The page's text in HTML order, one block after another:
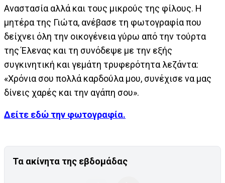
Αναστασία αλλά και τους μικρούς της φίλους. Η
μητέρα της Γιώτα, ανέβασε τη φωτογραφία που
δείχνει όλη την οικογένεια γύρω από την τούρτα
της Έλενας και τη συνόδεψε με την εξής
συγκινητική και γεμάτη τρυφερότητα λεζάντα:
«Χρόνια σου πολλά καρδούλα μου, συνέχισε να μας
δίνεις χαρές και την αγάπη σου».
Δείτε εδώ την φωτογραφία.
Τα ακίνητα της εβδομάδας